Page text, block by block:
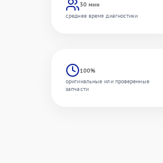
30 мин
среднее время диагностики
100%
оригинальные или проверенные
запчасти